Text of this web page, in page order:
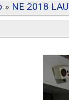
» NE 2018